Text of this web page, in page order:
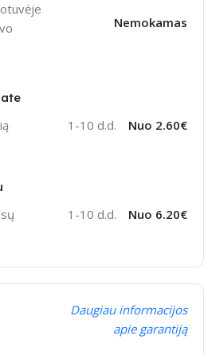
Nemokamas
1-10 d.d. Nuo 2.60€
1-10 d.d. Nuo 6.20€
Daugiau informacijos
apie garantiją